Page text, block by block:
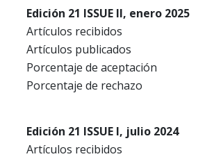
Edición 21 ISSUE II, enero 2025
Artículos recibidos
Artículos publicados
Porcentaje de aceptación
Porcentaje de rechazo
Edición 21 ISSUE I, julio 2024
Artículos recibidos